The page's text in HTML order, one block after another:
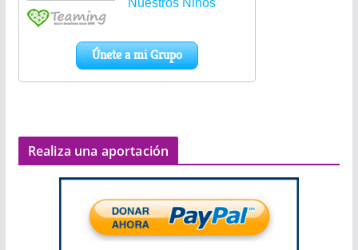
Realiza una aportación